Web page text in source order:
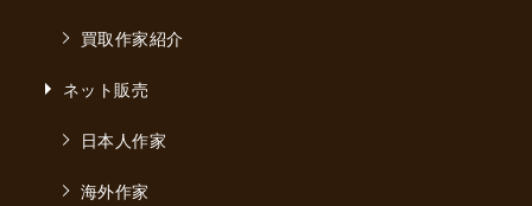
買取作家紹介
ネット販売
日本人作家
海外作家